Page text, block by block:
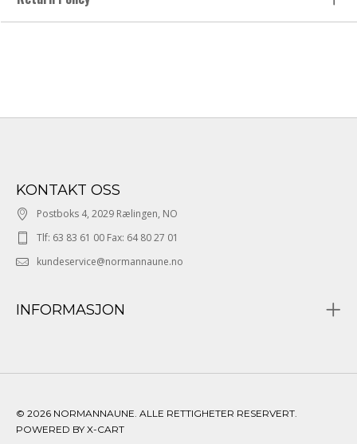
KONTAKT OSS
Postboks 4, 2029 Rælingen, NO
Tlf: 63 83 61 00 Fax: 64 80 27 01
kundeservice@normannaune.no
INFORMASJON
© 2026 NORMANNAUNE. ALLE RETTIGHETER RESERVERT.
POWERED BY X-CART